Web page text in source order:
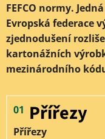
FEFCO normy.
Evropská federace
zjednodušení
kartonážních
mezinárodního
01 Přířezy
Přířezy